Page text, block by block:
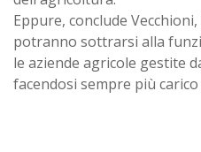
Eppure, conclude
potranno sottrarsi alla
le aziende agricole gestite
facendosi sempre più